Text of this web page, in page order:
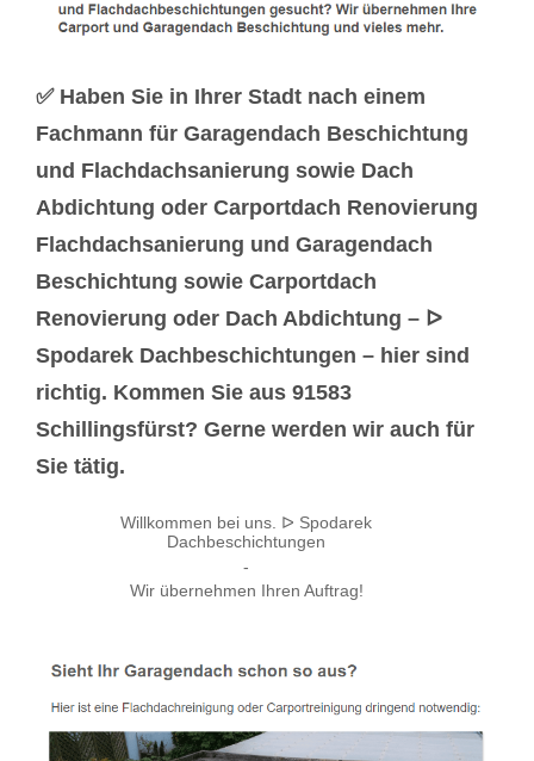
✅ Haben Sie in Ihrer Stadt nach einem
Fachmann für Garagendach Beschichtung
und Flachdachsanierung sowie Dach
Abdichtung oder Carportdach Renovierung
Flachdachsanierung und Garagendach
Beschichtung sowie Carportdach
Renovierung oder Dach Abdichtung – ᐅ
Spodarek Dachbeschichtungen – hier sind
richtig. Kommen Sie aus 91583
Schillingsfürst? Gerne werden wir auch für
Sie tätig.
Willkommen bei uns. ᐅ Spodarek
Dachbeschichtungen
-
Wir übernehmen Ihren Auftrag!